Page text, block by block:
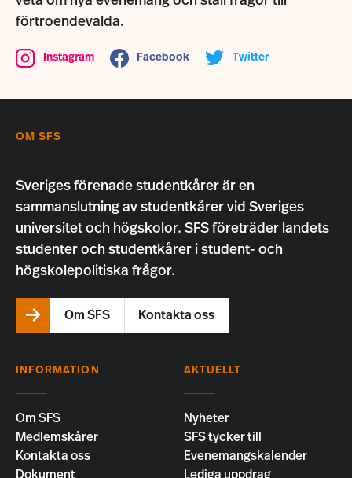
förtroendevalda.
Instagram Facebook Twitter
OM SFS
Sveriges förenade studentkårer är en
sammanslutning av studentkårer vid Sveriges
universitet och högskolor. SFS företräder landets
studenter och studentkårer i student- och
högskolepolitiska frågor.
Om SFS Kontakta oss
INFORMATION
Om SFS
Medlemskårer
Kontakta oss
Dokument
AKTUELLT
Nyheter
SFS tycker till
Evenemangskalender
Lediga uppdrag